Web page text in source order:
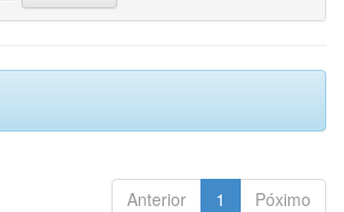
Anterior 1 Póximo